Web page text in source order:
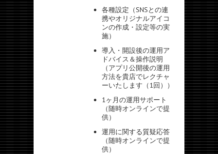
各種設定（SNSとの連
携やオリジナルアイコ
ンの作成・設定等の実
施）
導入・開設後の運用ア
ドバイス＆操作説明
（アプリ公開後の運用
方法を貴店でレクチャ
ーいたします（1回））
1ヶ月の運用サポート
（随時オンラインで提
供）
運用に関する質疑応答
（随時オンラインで提
供）